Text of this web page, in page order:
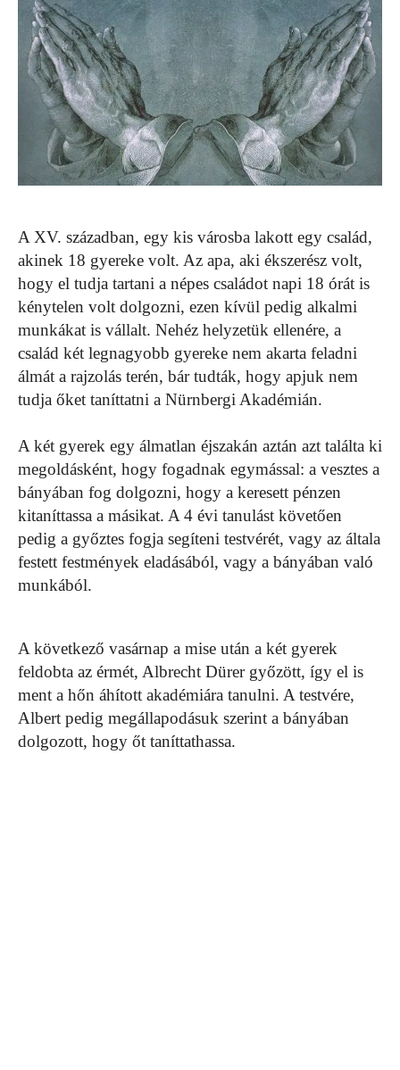
A XV. században, egy kis városba lakott egy család,
akinek 18 gyereke volt. Az apa, aki ékszerész volt,
hogy el tudja tartani a népes családot napi 18 órát is
kénytelen volt dolgozni, ezen kívül pedig alkalmi
munkákat is vállalt. Nehéz helyzetük ellenére, a
család két legnagyobb gyereke nem akarta feladni
álmát a rajzolás terén, bár tudták, hogy apjuk nem
tudja őket taníttatni a Nürnbergi Akadémián.
A két gyerek egy álmatlan éjszakán aztán azt találta ki
megoldásként, hogy fogadnak egymással: a vesztes a
bányában fog dolgozni, hogy a keresett pénzen
kitaníttassa a másikat. A 4 évi tanulást követően
pedig a győztes fogja segíteni testvérét, vagy az általa
festett festmények eladásából, vagy a bányában való
munkából.
A következő vasárnap a mise után a két gyerek
feldobta az érmét, Albrecht Dürer győzött, így el is
ment a hőn áhított akadémiára tanulni. A testvére,
Albert pedig megállapodásuk szerint a bányában
dolgozott, hogy őt taníttathassa.